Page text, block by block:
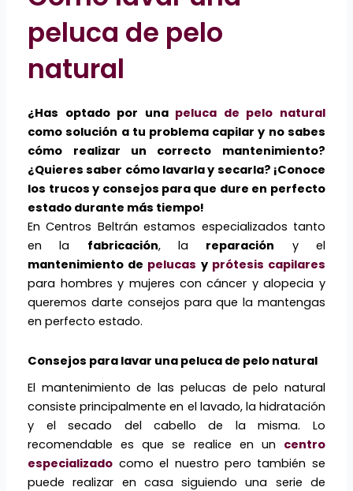
peluca de pelo
natural
¿Has optado por una peluca de pelo natural
como solución a tu problema capilar y no sabes
cómo realizar un correcto mantenimiento?
¿Quieres saber cómo lavarla y secarla? ¡Conoce
los trucos y consejos para que dure en perfecto
estado durante más tiempo!
En Centros Beltrán estamos especializados tanto
en la fabricación, la reparación y el
mantenimiento de pelucas y prótesis capilares
para hombres y mujeres con cáncer y alopecia y
queremos darte consejos para que la mantengas
en perfecto estado.
Consejos para lavar una peluca de pelo natural
El mantenimiento de las pelucas de pelo natural
consiste principalmente en el lavado, la hidratación
y el secado del cabello de la misma. Lo
recomendable es que se realice en un centro
especializado como el nuestro pero también se
puede realizar en casa siguiendo una serie de